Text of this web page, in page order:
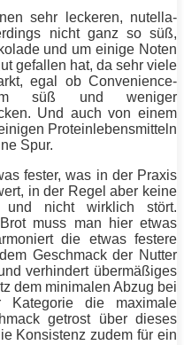
sehr leckeren, nutella-
nicht ganz so süß,
und um einige Noten
gefallen hat, da sehr viele
egal ob Convenience-
süß und weniger
Und auch von einem
Proteinlebensmitteln
Spur.
fester, was in der Praxis
in der Regel aber keine
und nicht wirklich stört.
muss man hier etwas
die etwas festere
Geschmack der Nutter
verhindert übermäßiges
dem minimalen Abzug bei
Kategorie die maximale
getrost über dieses
Konsistenz zudem für ein